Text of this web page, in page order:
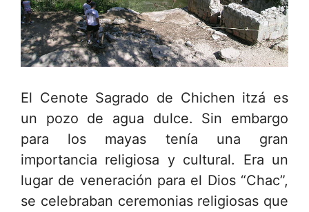
El Cenote Sagrado de Chichen itzá es
un pozo de agua dulce. Sin embargo
para los mayas tenía una gran
importancia religiosa y cultural. Era un
lugar de veneración para el Dios “Chac”,
se celebraban ceremonias religiosas que